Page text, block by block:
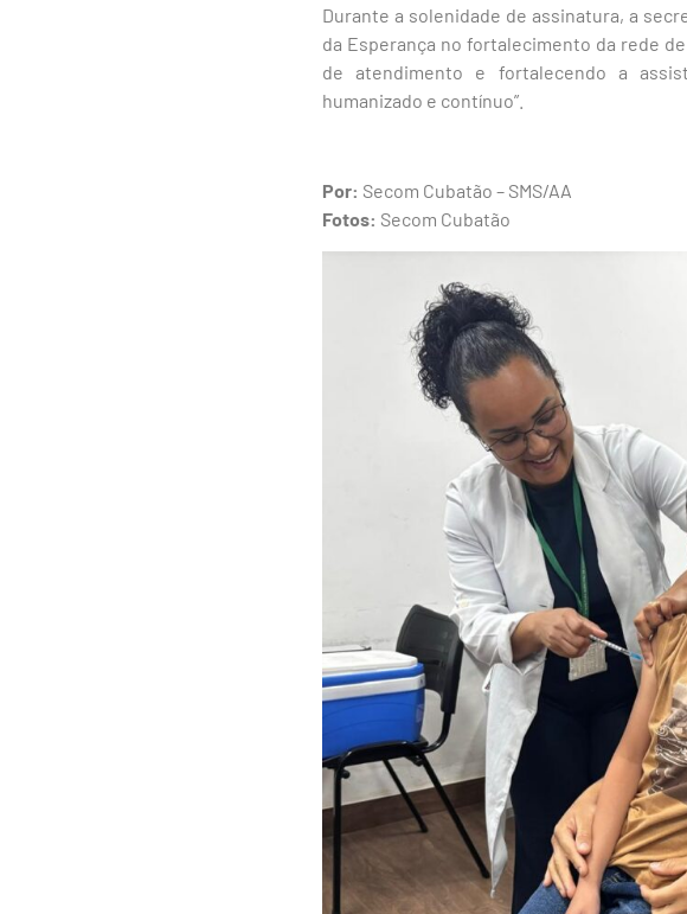
Durante a solenidade de assinatura, a
da Esperança no fortalecimento da rede
de atendimento e fortalecendo a
humanizado e contínuo”.
Por: Secom Cubatão – SMS/AA
Fotos: Secom Cubatão